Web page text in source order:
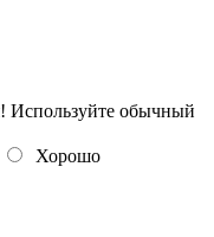
Используйте обычный
Хорошо